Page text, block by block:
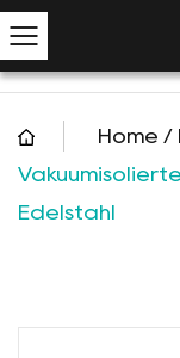
Home /
Edelstahl